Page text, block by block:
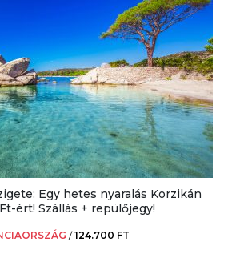
Egy hetes nyaralás Korzikán
ért! Szállás + repülőjegy!
/124.700 FT